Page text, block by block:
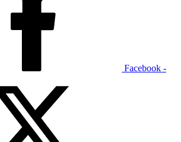
Facebook -